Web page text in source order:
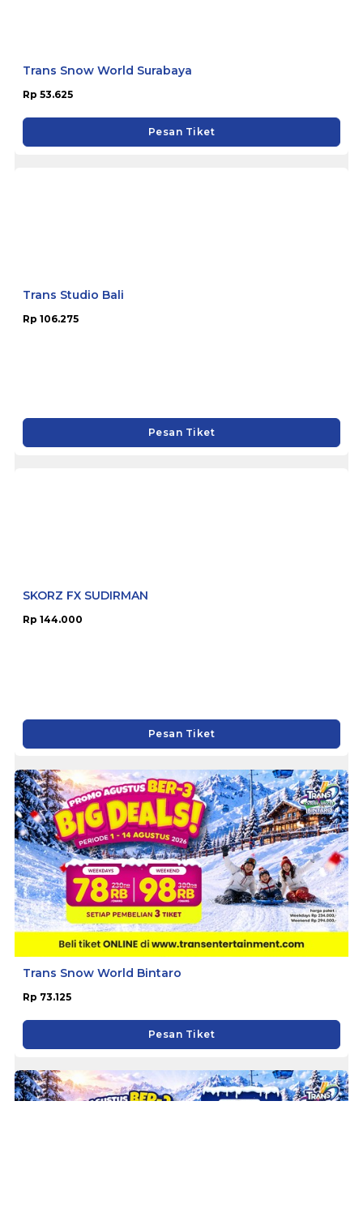
Trans Snow World Surabaya
Rp 53.625
Pesan Tiket
Pesan Tiket
Pesan Tiket
Trans Snow World Bintaro
Rp 73.125
Pesan Tiket